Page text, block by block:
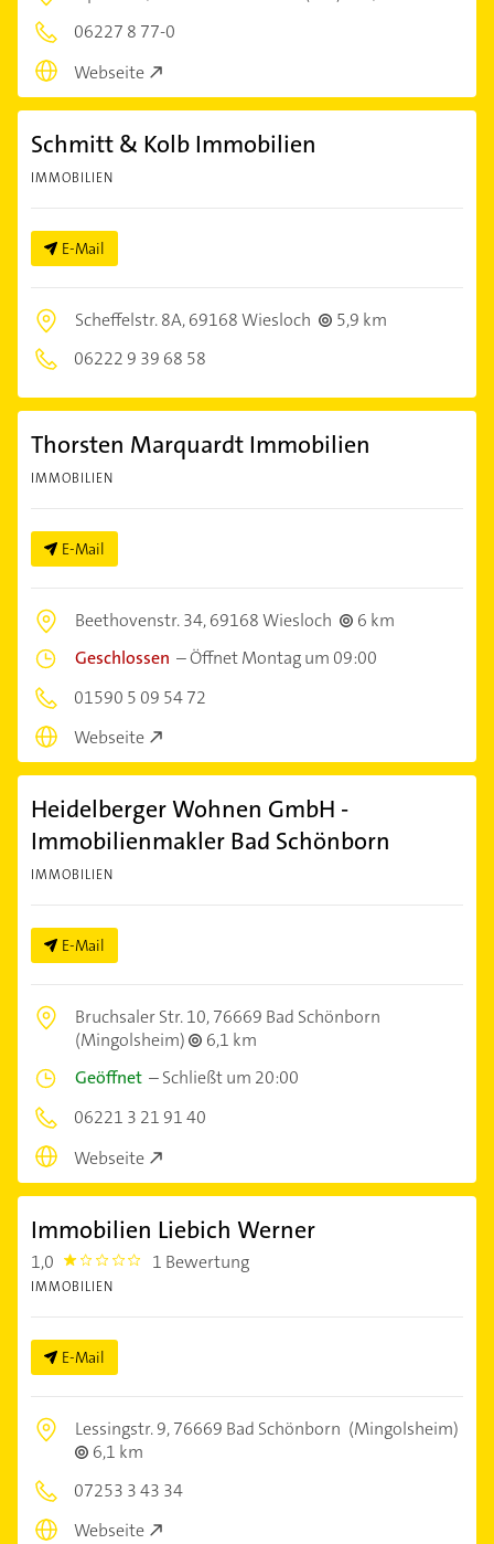
06227 8 77-0
Webseite
Schmitt & Kolb Immobilien
IMMOBILIEN
E-Mail
Scheffelstr. 8A,69168 Wiesloch
5,9 km
06222 9 39 68 58
Thorsten Marquardt Immobilien
IMMOBILIEN
E-Mail
Beethovenstr. 34,69168 Wiesloch
6 km
Geschlossen –Öffnet Montag um 09:00
01590 5 09 54 72
Webseite
Heidelberger Wohnen GmbH -
Immobilienmakler Bad Schönborn
IMMOBILIEN
E-Mail
Bruchsaler Str. 10,76669 Bad Schönborn
(Mingolsheim)
6,1 km
Geöffnet –Schließt um 20:00
06221 3 21 91 40
Webseite
Immobilien Liebich Werner
1,0 1.0 1 Bewertung
IMMOBILIEN
E-Mail
Lessingstr. 9,76669 Bad Schönborn (Mingolsheim)
6,1 km
07253 3 43 34
Webseite